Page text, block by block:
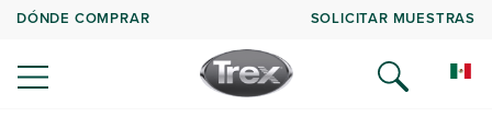
DÓNDE COMPRAR SOLICITAR MUESTRAS